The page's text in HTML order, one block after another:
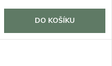
DO KOŠÍKU